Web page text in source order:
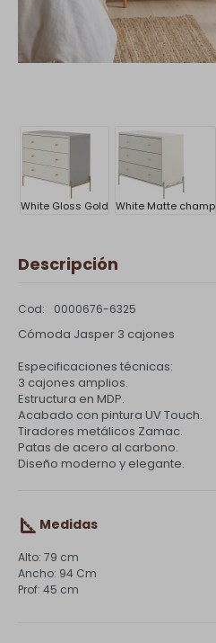
White Gloss Gold White Matte champ
Descripción
0000676-6325
Cómoda Jasper 3 cajones
Especificaciones técnicas:
3 cajones amplios.
Estructura en MDP.
Acabado con pintura UV Touch.
Tiradores metálicos Zamac.
Patas de acero al carbono.
Diseño moderno y elegante.
Medidas
79 cm
94 Cm
45 cm